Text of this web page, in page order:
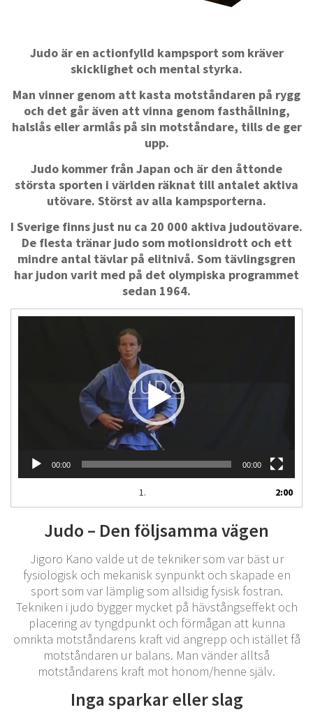
Judo är en actionfylld kampsport som kräver
skicklighet och mental styrka.
Man vinner genom att kasta motståndaren på rygg
och det går även att vinna genom fasthållning,
halslås eller armlås på sin motståndare, tills de ger
upp.
Judo kommer från Japan och är den åttonde
största sporten i världen räknat till antalet aktiva
utövare. Störst av alla kampsporterna.
I Sverige finns just nu ca 20 000 aktiva judoutövare.
De flesta tränar judo som motionsidrott och ett
mindre antal tävlar på elitnivå. Som tävlingsgren
har judon varit med på det olympiska programmet
sedan 1964.
00:00 00:00
1. 2:00
Judo – Den följsamma vägen
Jigoro Kano valde ut de tekniker som var bäst ur
fysiologisk och mekanisk synpunkt och skapade en
sport som var lämplig som allsidig fysisk fostran.
Tekniken i judo bygger mycket på hävstångseffekt och
placering av tyngdpunkt och förmågan att kunna
omrikta motståndarens kraft vid angrepp och istället få
motståndaren ur balans. Man vänder alltså
motståndarens kraft mot honom/henne själv.
Inga sparkar eller slag